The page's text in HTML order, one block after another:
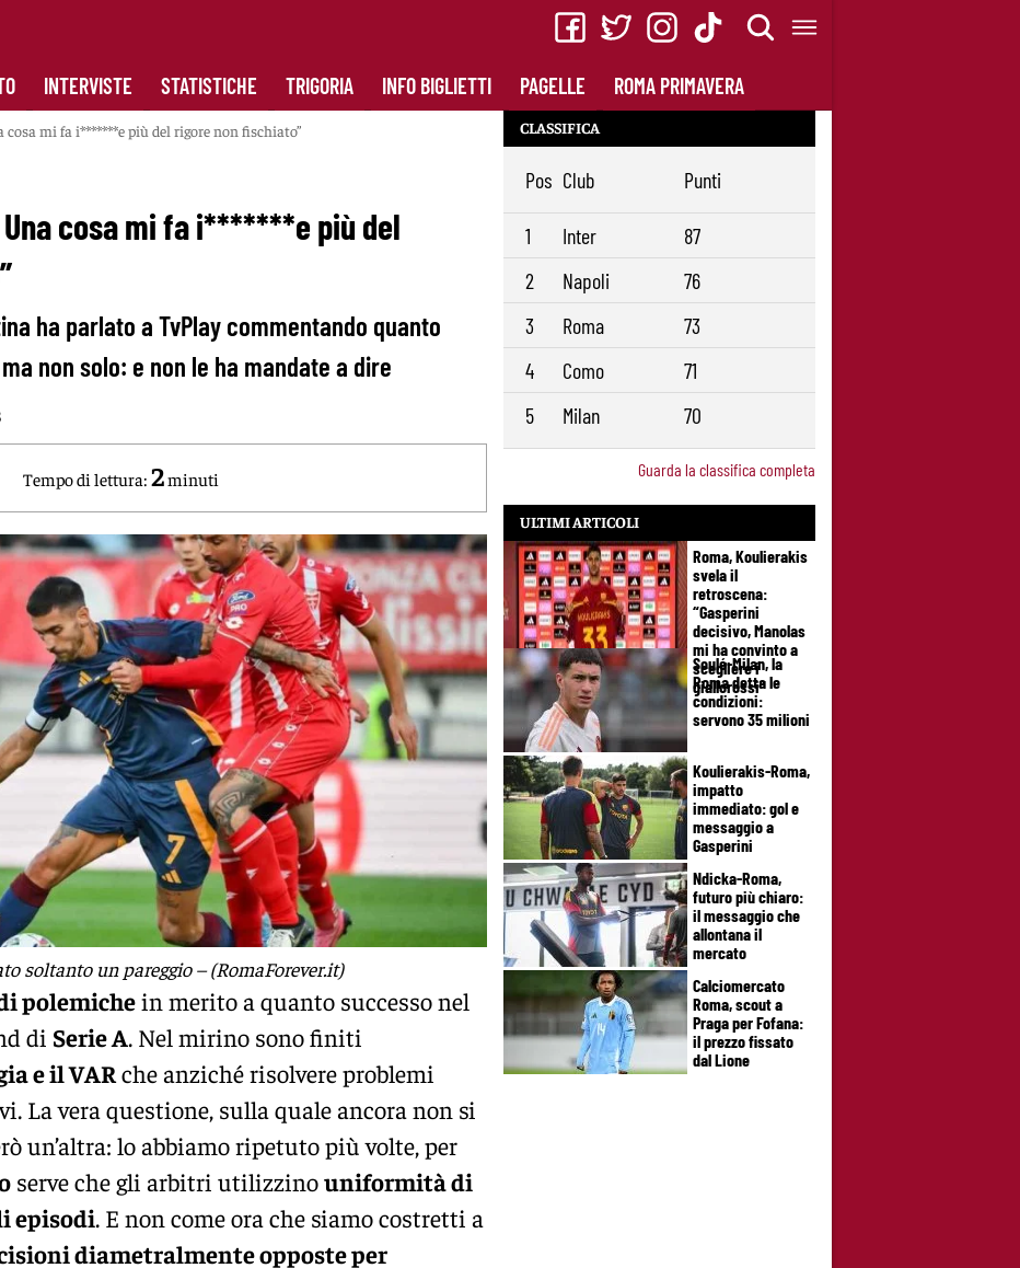
INTERVISTE STATISTICHE TRIGORIA INFO BIGLIETTI PAGELLE ROMA PRIMAVERA
cosa mi fa i*******e più del rigore non fischiato”
cosa mi fa i*******e più del
ha parlato a TvPlay commentando quanto
non solo: e non le ha mandate a dire
Tempo di lettura: 2minuti
soltanto un pareggio – (RomaForever.it)
polemichein merito a quanto successo nel
di Serie A. Nel mirino sono finiti
e il VARche anziché risolvere problemi
La vera questione, sulla quale ancora non si
un’altra: lo abbiamo ripetuto più volte, per
serve che gli arbitri utilizzinouniformità di
episodi. E non come ora che siamo costretti a
diametralmente opposte per
CLASSIFICA
Pos Club Punti
1 Inter
87
2
Napoli
76
3
Roma
73
4
Como
71
5
Milan 70
Guarda la classifica completa
ULTIMI ARTICOLI
Roma, Koulierakis
svela il
retroscena:
“Gasperini
decisivo, Manolas
mi ha convinto a
scegliere i
giallorossi”
Soulé-Milan, la
Roma detta le
condizioni:
servono 35 milioni
Koulierakis-Roma,
impatto
immediato: gol e
messaggio a
Gasperini
Ndicka-Roma,
futuro più chiaro:
il messaggio che
allontana il
mercato
Calciomercato
Roma, scout a
Praga per Fofana:
il prezzo fissato
dal Lione